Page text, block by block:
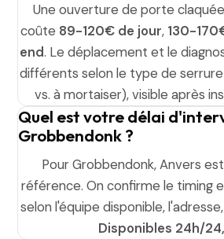
Une ouverture de porte
coûte 89-120€ de jour, 130-
end. Le déplacement et le
différents selon le type de
vs. à mortaiser), visible après
Quel est votre délai
Grobbendonk ?
Pour Grobbendonk, Anvers
référence. On confirme le timing
selon l'équipe disponible,
Disponibles 24h/